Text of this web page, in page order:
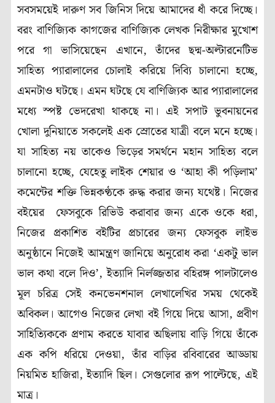
সবসময়েই দারুণ সব জিনিস দিয়ে আমাদের ধাঁ করে দিচ্ছে।
বরং বাণিজ্যিক কাগজের বাণিজ্যিক লেখক নিরীক্ষার মুখোশ
পরে গা ভাসিয়েছেন এখানে, তাঁদের ছদ্ম-অল্টারনেটিভ
সাহিত্য প্যারালালের চোলাই করিয়ে দিব্যি চালানো হচ্ছে,
এমনটাও ঘটছে। এমন ঘটছে যে বাণিজ্যিক আর প্যারালালের
মধ্যে স্পষ্ট ভেদরেখা থাকছে না। এই সপাট ভুবনায়নের
খোলা দুনিয়াতে সকলেই এক স্রোতের যাত্রী বলে মনে হচ্ছে।
যা সাহিত্য নয় তাকেও ভিড়ের সমর্থনে মহান সাহিত্য বলে
চালানো হচ্ছে, যেহেতু লাইক শেয়ার ও ‘আহা কী পড়িলাম’
কমেন্টের শক্তি ভিন্নকণ্ঠকে রুদ্ধ করার জন্য যথেষ্ট। নিজের
বইয়ের ফেসবুকে রিভিউ করাবার জন্য একে ওকে ধরা,
নিজের প্রকাশিত বইটির প্রচারের জন্য ফেসবুক লাইভ
অনুষ্ঠানে নিজেই আমন্ত্রণ জানিয়ে অনুরোধ করা ‘একটু ভাল
ভাল কথা বলে দিও’, ইত্যাদি নির্লজ্জতার বহিরঙ্গ পালটালেও
মূল চরিত্র সেই কনভেনশনাল লেখালেখির সময় থেকেই
অবিকল। আগেও নিজের লেখা বই গিয়ে দিয়ে আসা, প্রবীণ
সাহিত্যিককে প্রণাম করতে যাবার অছিলায় বাড়ি গিয়ে তাঁকে
এক কপি ধরিয়ে দেওয়া, তাঁর বাড়ির রবিবারের আড্ডায়
নিয়মিত হাজিরা, ইত্যাদি ছিল। সেগুলোর রূপ পাল্টেছে, এই
মাত্র।